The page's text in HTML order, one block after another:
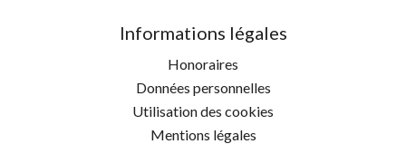
Informations légales
Honoraires
Données personnelles
Utilisation des cookies
Mentions légales